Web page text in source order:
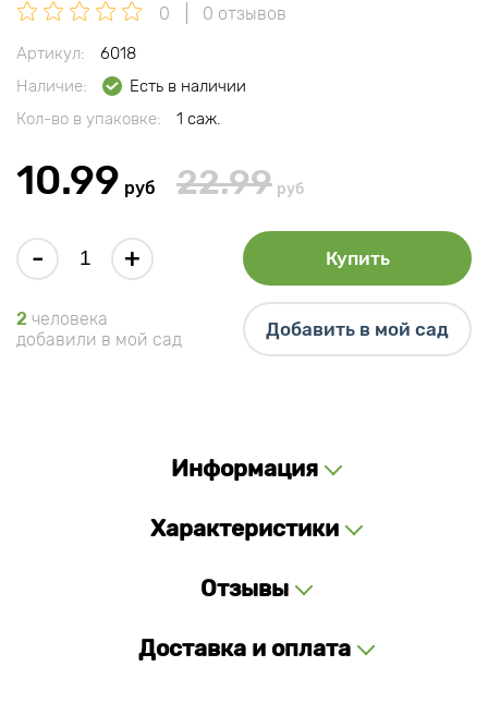
0 0 отзывов
Артикул:
6018
Наличие:
Есть в наличии
Кол-во в упаковке:
1 саж.
10.99 руб 22.99 руб
- + Купить
2 человека
добавили в мой сад
Добавить в мой сад
Информация
Характеристики
Отзывы
Доставка и оплата